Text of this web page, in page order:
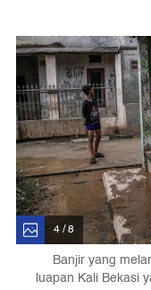
4 / 8
Banjir yang
luapan Kali Bekasi